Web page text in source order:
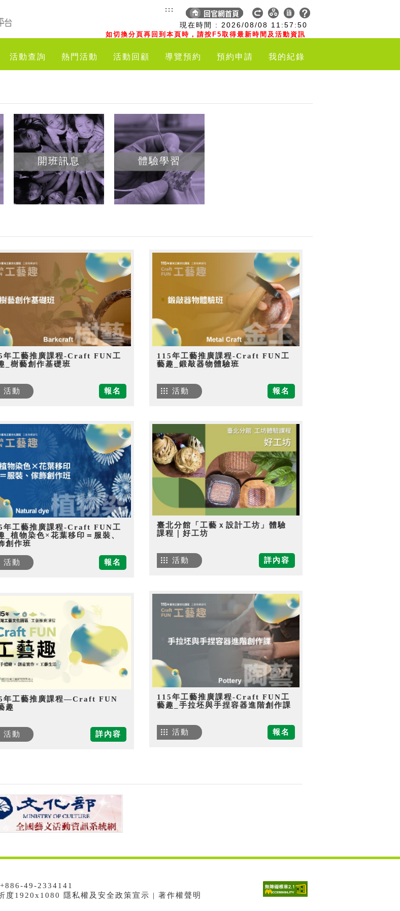
現在時間 : 2026/08/08 11:57:51
如切換分頁再回到本頁時，請按F5取得最新時間及活動資訊
:::
活動查詢 熱門活動 活動回顧 導覽預約 預約申請 我的紀錄
開班訊息 體驗學習
年工藝推廣課程-Craft FUN工
_樹藝創作基礎班
報名
活動
115年工藝推廣課程-Craft FUN工
藝趣_鍛敲器物體驗班
報名
活動
年工藝推廣課程-Craft FUN工
_植物染色×花葉移印＝服裝、
創作班
報名
活動
臺北分館「工藝ｘ設計工坊」體驗
課程｜好工坊
詳內容
活動
115年工藝推廣課程-Craft FUN工
藝趣_手拉坯與手捏容器進階創作課
報名
活動
年工藝推廣課程—Craft FUN
趣
詳內容
活動
49-2334141
1920x1080 隱私權及安全政策宣示 | 著作權聲明